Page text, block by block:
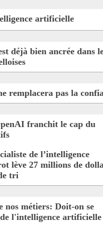
artificielle
déjà bien ancrée dans
remplacera pas la
franchit le cap du
de l’intelligence
lève 27 millions de
tri
nos métiers: Doit-on se
l'intelligence artificielle